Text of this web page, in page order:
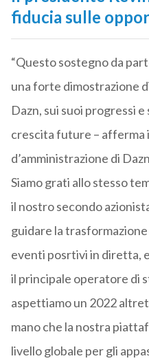
fiducia sulle
“Questo sostegno da
una forte dimostrazione
Dazn, sui suoi progressi
crescita future – afferma
d’amministrazione di
Siamo grati allo stesso
il nostro secondo
guidare la
eventi posrtivi in diretta,
il principale operatore di
aspettiamo un 2022
mano che la nostra
livello globale per gli